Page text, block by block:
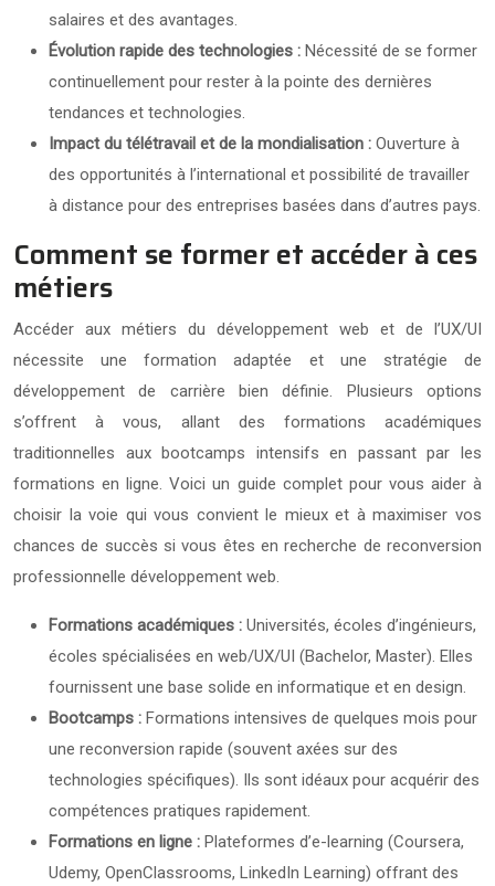
salaires et des avantages.
Évolution rapide des technologies : Nécessité de se former
continuellement pour rester à la pointe des dernières
tendances et technologies.
Impact du télétravail et de la mondialisation : Ouverture à
des opportunités à l’international et possibilité de travailler
à distance pour des entreprises basées dans d’autres pays.
Comment se former et accéder à ces
métiers
Accéder aux métiers du développement web et de l’UX/UI
nécessite une formation adaptée et une stratégie de
développement de carrière bien définie. Plusieurs options
s’offrent à vous, allant des formations académiques
traditionnelles aux bootcamps intensifs en passant par les
formations en ligne. Voici un guide complet pour vous aider à
choisir la voie qui vous convient le mieux et à maximiser vos
chances de succès si vous êtes en recherche de reconversion
professionnelle développement web.
Formations académiques : Universités, écoles d’ingénieurs,
écoles spécialisées en web/UX/UI (Bachelor, Master). Elles
fournissent une base solide en informatique et en design.
Bootcamps : Formations intensives de quelques mois pour
une reconversion rapide (souvent axées sur des
technologies spécifiques). Ils sont idéaux pour acquérir des
compétences pratiques rapidement.
Formations en ligne : Plateformes d’e-learning (Coursera,
Udemy, OpenClassrooms, LinkedIn Learning) offrant des